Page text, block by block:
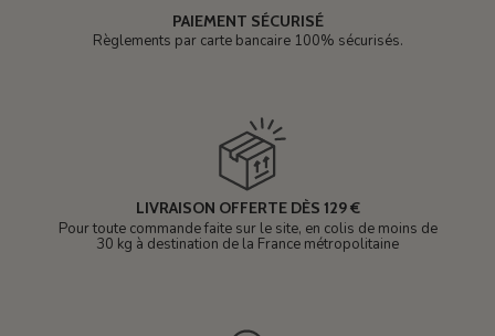
PAIEMENT SÉCURISÉ
Règlements par carte bancaire 100% sécurisés.
LIVRAISON OFFERTE DÈS 129 €
Pour toute commande faite sur le site, en colis de moins de
30 kg à destination de la France métropolitaine